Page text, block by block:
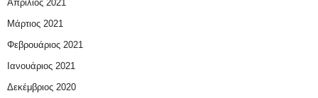
Απρίλιος 2021
Μάρτιος 2021
Φεβρουάριος 2021
Ιανουάριος 2021
Δεκέμβριος 2020